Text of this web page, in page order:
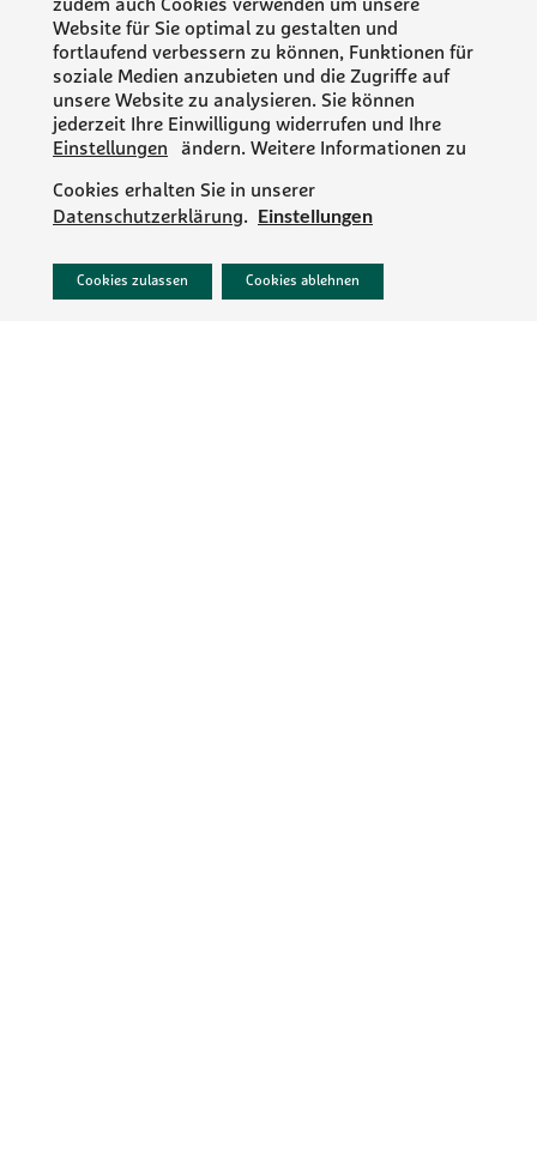
zudem auch Cookies verwenden um unsere
Website für Sie optimal zu gestalten und
fortlaufend verbessern zu können, Funktionen für
soziale Medien anzubieten und die Zugriffe auf
unsere Website zu analysieren. Sie können
jederzeit Ihre Einwilligung widerrufen und Ihre
Einstellungen
ändern. Weitere Informationen zu
Cookies erhalten Sie in unserer
Datenschutzerklärung. Einstellungen
Cookies zulassen Cookies ablehnen